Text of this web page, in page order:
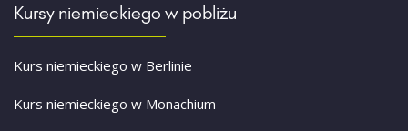
Kursy niemieckiego w pobliżu
Kurs niemieckiego w Berlinie
Kurs niemieckiego w Monachium